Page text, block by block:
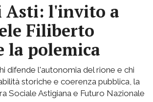
Asti: l'invito a
Filiberto
la polemica
difende l'autonomia del rione e chi
storiche e coerenza pubblica, la
Sociale Astigiana e Futuro Nazionale